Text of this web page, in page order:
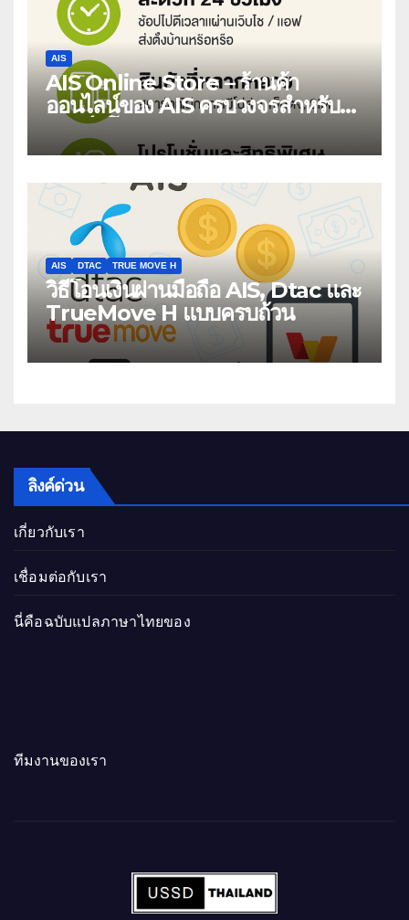
AIS
AIS Online Store – ร้านค้า
ออนไลน์ของ AIS ครบวงจรสำหรับ
สมาร์ทโฟนและบริการดิจิทัล
AIS DTAC TRUE MOVE H
วิธีโอนเงินผ่านมือถือ AIS, Dtac และ
TrueMove H แบบครบถ้วน
ลิงค์ด่วน
เกี่ยวกับเรา
เชื่อมต่อกับเรา
นี่คือฉบับแปลภาษาไทยของ
ทีมงานของเรา